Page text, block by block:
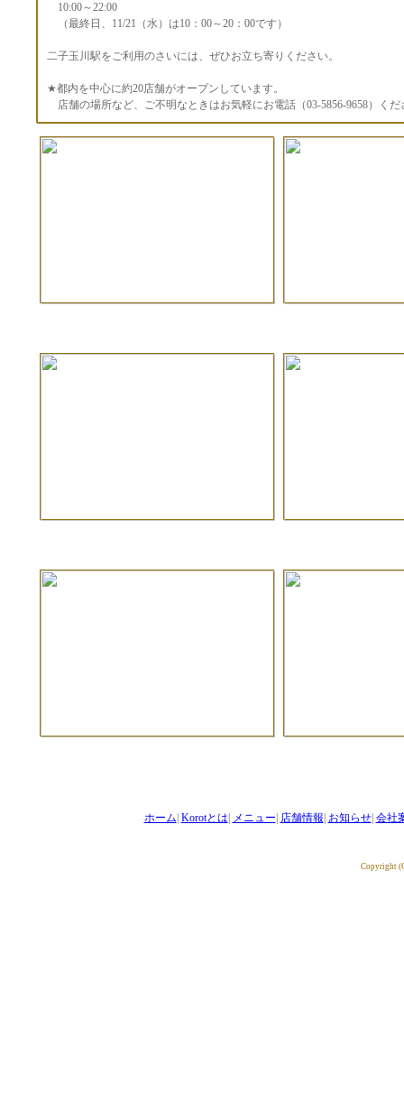
10:00～22:00
（最終日、11/21（水）は10：00～20：00です）
二子玉川駅をご利用のさいには、ぜひお立ち寄りください。
★都内を中心に約20店舗がオープンしています。
店舗の場所など、ご不明なときはお気軽にお電話（03-5856-9658）くだ
ホーム Korotとは メニュー 店舗情報 お知らせ| 会社
Copyright